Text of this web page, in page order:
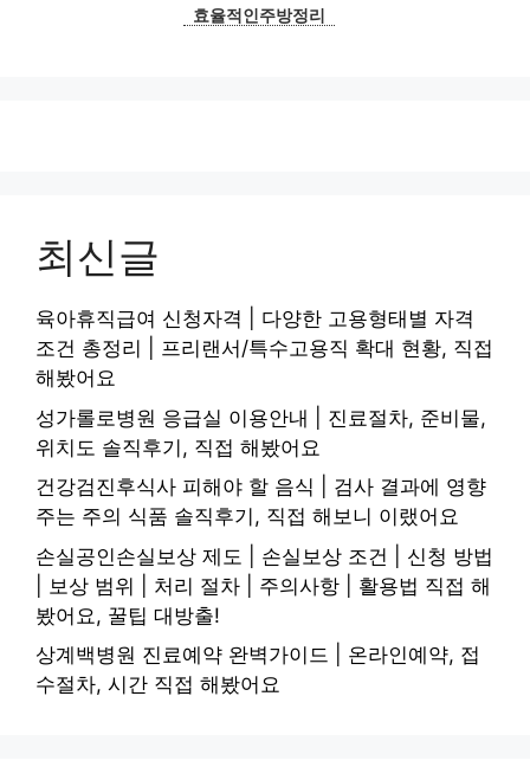
효율적인주방정리
최신글
육아휴직급여 신청자격 | 다양한 고용형태별 자격
조건 총정리 | 프리랜서/특수고용직 확대 현황, 직접
해봤어요
성가롤로병원 응급실 이용안내 | 진료절차, 준비물,
위치도 솔직후기, 직접 해봤어요
건강검진후식사 피해야 할 음식 | 검사 결과에 영향
주는 주의 식품 솔직후기, 직접 해보니 이랬어요
손실공인손실보상 제도 | 손실보상 조건 | 신청 방법
| 보상 범위 | 처리 절차 | 주의사항 | 활용법 직접 해
봤어요, 꿀팁 대방출!
상계백병원 진료예약 완벽가이드 | 온라인예약, 접
수절차, 시간 직접 해봤어요